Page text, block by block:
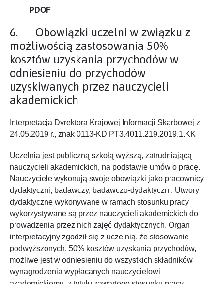
PDOF
6. Obowiązki uczelni w związku z
możliwością zastosowania 50%
kosztów uzyskania przychodów w
odniesieniu do przychodów
uzyskiwanych przez nauczycieli
akademickich
Interpretacja Dyrektora Krajowej Informacji Skarbowej z
24.05.2019 r., znak 0113-KDIPT3.4011.219.2019.1.KK
Uczelnia jest publiczną szkołą wyższą, zatrudniającą
nauczycieli akademickich, na podstawie umów o pracę.
Nauczyciele wykonują swoje obowiązki jako pracownicy
dydaktyczni, badawczy, badawczo-dydaktyczni. Utwory
dydaktyczne wykonywane w ramach stosunku pracy
wykorzystywane są przez nauczycieli akademickich do
prowadzenia przez nich zajęć dydaktycznych. Organ
interpretacyjny zgodził się z uczelnią, że stosowanie
podwyższonych, 50% kosztów uzyskania przychodów,
możliwe jest w odniesieniu do wszystkich składników
wynagrodzenia wypłacanych nauczycielowi